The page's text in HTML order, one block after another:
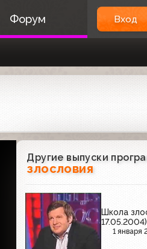
Форум Вход
Другие выпуски
злословия
Школа
1 января